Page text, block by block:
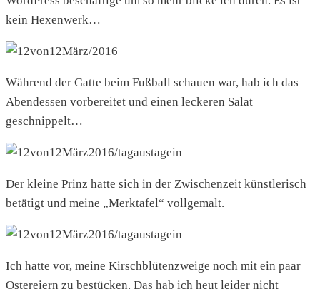
kein Hexenwerk…
Während der Gatte beim Fußball schauen war, hab ich das
Abendessen vorbereitet und einen leckeren Salat
geschnippelt…
Der kleine Prinz hatte sich in der Zwischenzeit künstlerisch
betätigt und meine „Merktafel“ vollgemalt.
Ich hatte vor, meine Kirschblütenzweige noch mit ein paar
Ostereiern zu bestücken. Das hab ich heut leider nicht